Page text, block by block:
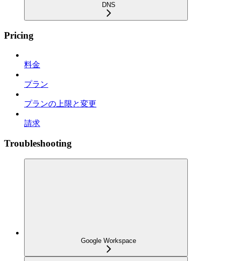
DNS
Pricing
料金
プラン
プランの上限と変更
請求
Troubleshooting
Google Workspace